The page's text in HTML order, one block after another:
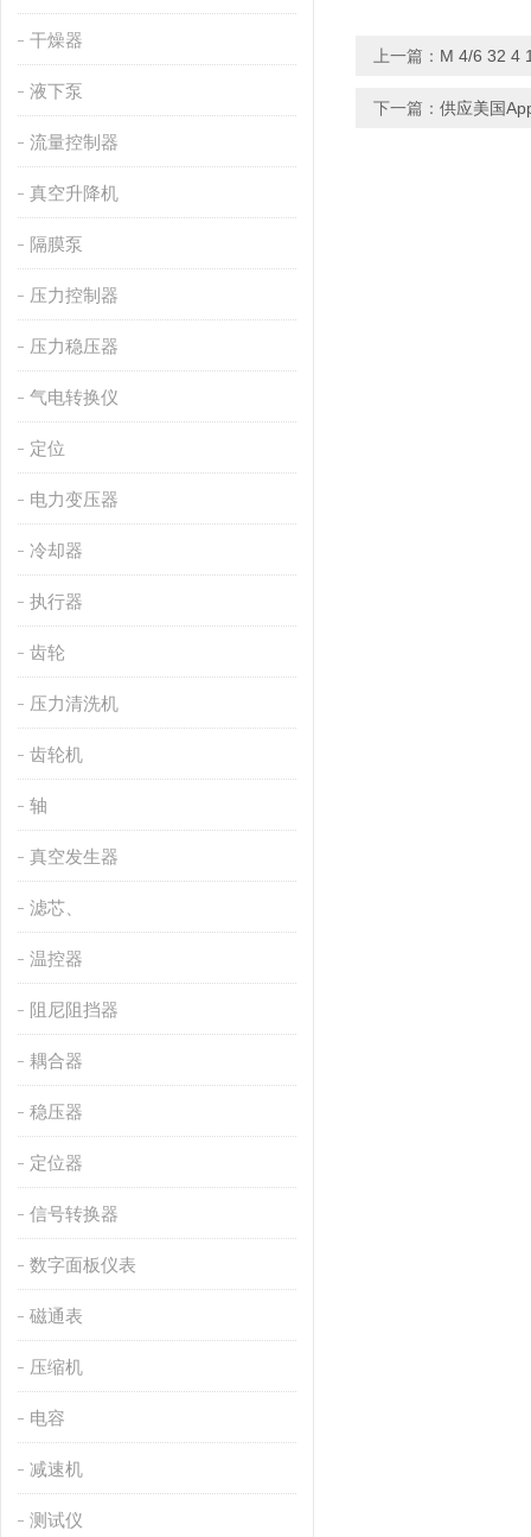
干燥器
液下泵
流量控制器
真空升降机
隔膜泵
压力控制器
压力稳压器
气电转换仪
定位
电力变压器
冷却器
执行器
齿轮
压力清洗机
齿轮机
轴
真空发生器
滤芯、
温控器
阻尼阻挡器
耦合器
稳压器
定位器
信号转换器
数字面板仪表
磁通表
压缩机
电容
减速机
测试仪
上一篇： M 4/6 32 4
下一篇： 供应美国